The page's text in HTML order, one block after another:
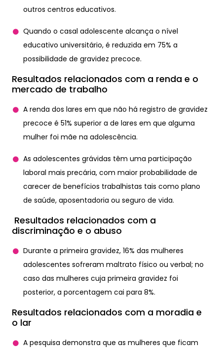
outros centros educativos.
Quando o casal adolescente alcança o nível
educativo universitário, é reduzida em 75% a
possibilidade de gravidez precoce.
Resultados relacionados com a renda e o
mercado de trabalho
A renda dos lares em que não há registro de gravidez
precoce é 51% superior a de lares em que alguma
mulher foi mãe na adolescência.
As adolescentes grávidas têm uma participação
laboral mais precária, com maior probabilidade de
carecer de benefícios trabalhistas tais como plano
de saúde, aposentadoria ou seguro de vida.
Resultados relacionados com a
discriminação e o abuso
Durante a primeira gravidez, 16% das mulheres
adolescentes sofreram maltrato físico ou verbal; no
caso das mulheres cuja primeira gravidez foi
posterior, a porcentagem cai para 8%.
Resultados relacionados com a moradia e
o lar
A pesquisa demonstra que as mulheres que ficam